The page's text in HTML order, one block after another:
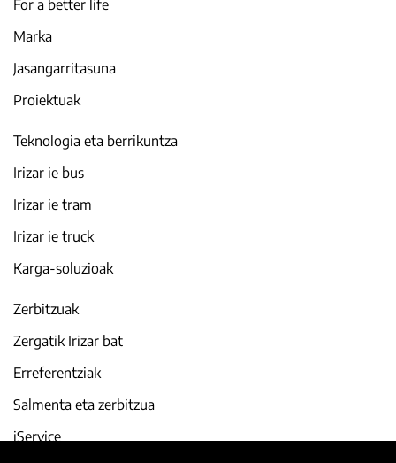
For a better life
Marka
Jasangarritasuna
Proiektuak
Teknologia eta berrikuntza
Irizar ie bus
Irizar ie tram
Irizar ie truck
Karga-soluzioak
Zerbitzuak
Zergatik Irizar bat
Erreferentziak
Salmenta eta zerbitzua
iService